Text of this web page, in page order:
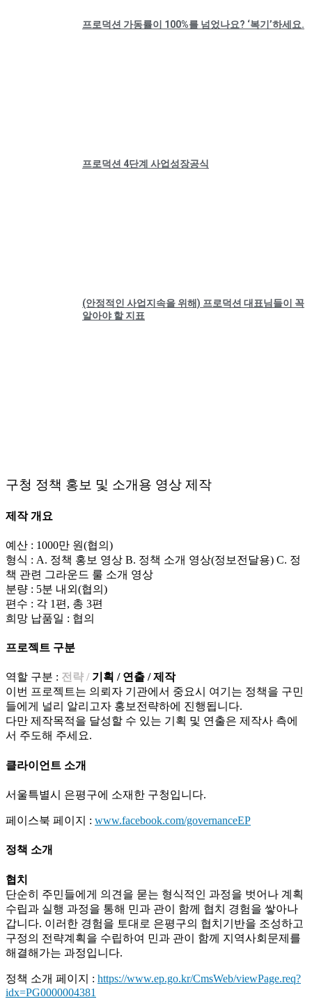
프로덕션 가동률이 100%를 넘었나요? ‘복기’하세요.
프로덕션 4단계 사업성장공식
(안정적인 사업지속을 위해) 프로덕션 대표님들이 꼭
알아야 할 지표
구청 정책 홍보 및 소개용 영상 제작
제작 개요
예산 : 1000만 원(협의)
형식 : A. 정책 홍보 영상 B. 정책 소개 영상(정보전달용) C. 정
책 관련 그라운드 룰 소개 영상
분량 : 5분 내외(협의)
편수 : 각 1편, 총 3편
희망 납품일 : 협의
프로젝트 구분
역할 구분 : 전략 /기획 / 연출 / 제작
이번 프로젝트는 의뢰자 기관에서 중요시 여기는 정책을 구민
들에게 널리 알리고자 홍보전략하에 진행됩니다.
다만 제작목적을 달성할 수 있는 기획 및 연출은 제작사 측에
서 주도해 주세요.
클라이언트 소개
서울특별시 은평구에 소재한 구청입니다.
페이스북 페이지 : www.facebook.com/governanceEP
정책 소개
협치
단순히 주민들에게 의견을 묻는 형식적인 과정을 벗어나 계획
수립과 실행 과정을 통해 민과 관이 함께 협치 경험을 쌓아나
갑니다. 이러한 경험을 토대로 은평구의 협치기반을 조성하고
구정의 전략계획을 수립하여 민과 관이 함께 지역사회문제를
해결해가는 과정입니다.
정책 소개 페이지 : https://www.ep.go.kr/CmsWeb/viewPage.req?
idx=PG0000004381